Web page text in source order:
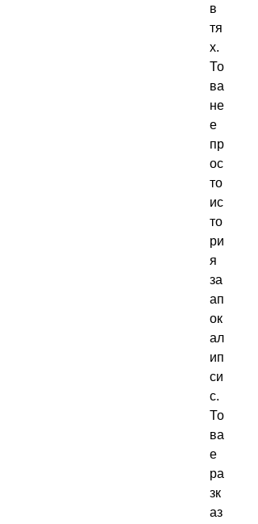
в
тя
х.
То
ва
не
е
пр
ос
то
ис
то
ри
я
за
ап
ок
ал
ип
си
с.
То
ва
е
ра
зк
аз